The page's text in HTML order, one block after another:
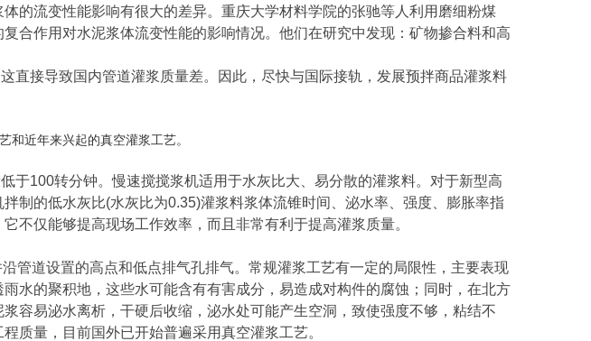
的流变性能影响有很大的差异。重庆大学材料学院的张驰等人利用磨细粉煤
合作用对水泥浆体流变性能的影响情况。他们在研究中发现：矿物掺合料和高
直接导致国内管道灌浆质量差。因此，尽快与国际接轨，发展预拌商品灌浆料
近年来兴起的真空灌浆工艺。
于100转分钟。慢速搅搅浆机适用于水灰比大、易分散的灌浆料。对于新型高
制的低水灰比(水灰比为0.35)灌浆料浆体流锥时间、泌水率、强度、膨胀率指
不仅能够提高现场工作效率，而且非常有利于提高灌浆质量。
管道设置的高点和低点排气孔排气。常规灌浆工艺有一定的局限性，主要表现
水的聚积地，这些水可能含有有害成分，易造成对构件的腐蚀；同时，在北方
容易泌水离析，干硬后收缩，泌水处可能产生空洞，致使强度不够，粘结不
质量，目前国外已开始普遍采用真空灌浆工艺。